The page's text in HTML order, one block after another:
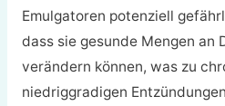
Emulgatoren potenziell
dass sie gesunde Mengen an
verändern können, was zu
niedriggradigen